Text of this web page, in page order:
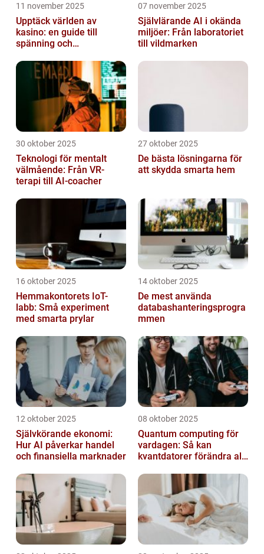
11 november 2025
Upptäck världen av
kasino: en guide till
spänning och
07 november 2025
Självlärande AI i okända
miljöer: Från laboratoriet
till vildmarken
30 oktober 2025
Teknologi för mentalt
välmående: Från VR-
terapi till AI-coacher
27 oktober 2025
De bästa lösningarna för
att skydda smarta hem
16 oktober 2025
Hemmakontorets IoT-
labb: Små experiment
med smarta prylar
14 oktober 2025
De mest använda
databashanteringsprogra
mmen
12 oktober 2025
Självkörande ekonomi:
Hur AI påverkar handel
och finansiella marknader
08 oktober 2025
Quantum computing för
vardagen: Så kan
kvantdatorer förändra allt